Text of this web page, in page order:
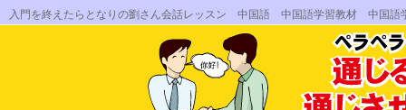
入門を終えたらとなりの劉さん会話レッスン 中国語 中国語学習教材 中